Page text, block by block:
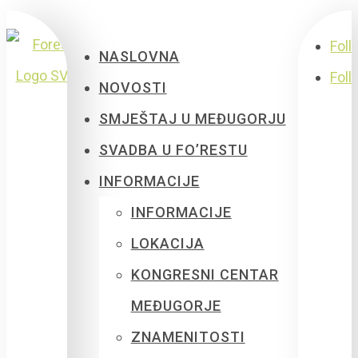
NASLOVNA
NOVOSTI
SMJEŠTAJ U MEĐUGORJU
SVADBA U FO’RESTU
INFORMACIJE
INFORMACIJE
LOKACIJA
KONGRESNI CENTAR
MEĐUGORJE
ZNAMENITOSTI